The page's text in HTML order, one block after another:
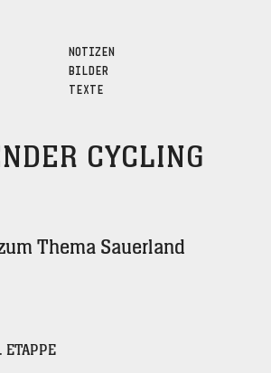
NOTIZEN
BILDER
TEXTE
CYCLING
Thema Sauerland
ETAPPE